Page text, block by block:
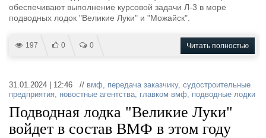
обеспечивают выполнение курсовой задачи Л-3 в море
подводных лодок "Великие Луки" и "Можайск".
197 0 0 Читать полностью
31.01.2024 | 12:46 // вмф, передача заказчику, судостроительные
предприятия, новостные агентства, главком вмф, подводные лодки
Подводная лодка "Великие Луки"
войдет в состав ВМФ в этом году